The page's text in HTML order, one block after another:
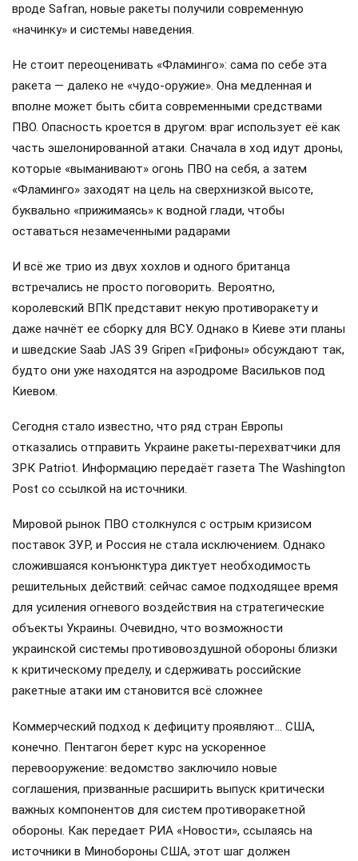
вроде Safran, новые ракеты получили современную
«начинку» и системы наведения.
Не стоит переоценивать «Фламинго»: сама по себе эта
ракета — далеко не «чудо-оружие». Она медленная и
вполне может быть сбита современными средствами
ПВО. Опасность кроется в другом: враг использует её как
часть эшелонированной атаки. Сначала в ход идут дроны,
которые «выманивают» огонь ПВО на себя, а затем
«Фламинго» заходят на цель на сверхнизкой высоте,
буквально «прижимаясь» к водной глади, чтобы
оставаться незамеченными радарами
И всё же трио из двух хохлов и одного британца
встречались не просто поговорить. Вероятно,
королевский ВПК представит некую противоракету и
даже начнёт ее сборку для ВСУ. Однако в Киеве эти планы
и шведские Saab JAS 39 Gripen «Грифоны» обсуждают так,
будто они уже находятся на аэродроме Васильков под
Киевом.
Сегодня стало известно, что ряд стран Европы
отказались отправить Украине ракеты-перехватчики для
ЗРК Patriot. Информацию передаёт газета The Washington
Post со ссылкой на источники.
Мировой рынок ПВО столкнулся с острым кризисом
поставок ЗУР, и Россия не стала исключением. Однако
сложившаяся конъюнктура диктует необходимость
решительных действий: сейчас самое подходящее время
для усиления огневого воздействия на стратегические
объекты Украины. Очевидно, что возможности
украинской системы противовоздушной обороны близки
к критическому пределу, и сдерживать российские
ракетные атаки им становится всё сложнее
Коммерческий подход к дефициту проявляют… США,
конечно. Пентагон берет курс на ускоренное
перевооружение: ведомство заключило новые
соглашения, призванные расширить выпуск критически
важных компонентов для систем противоракетной
обороны. Как передает РИА «Новости», ссылаясь на
источники в Минобороны США, этот шаг должен